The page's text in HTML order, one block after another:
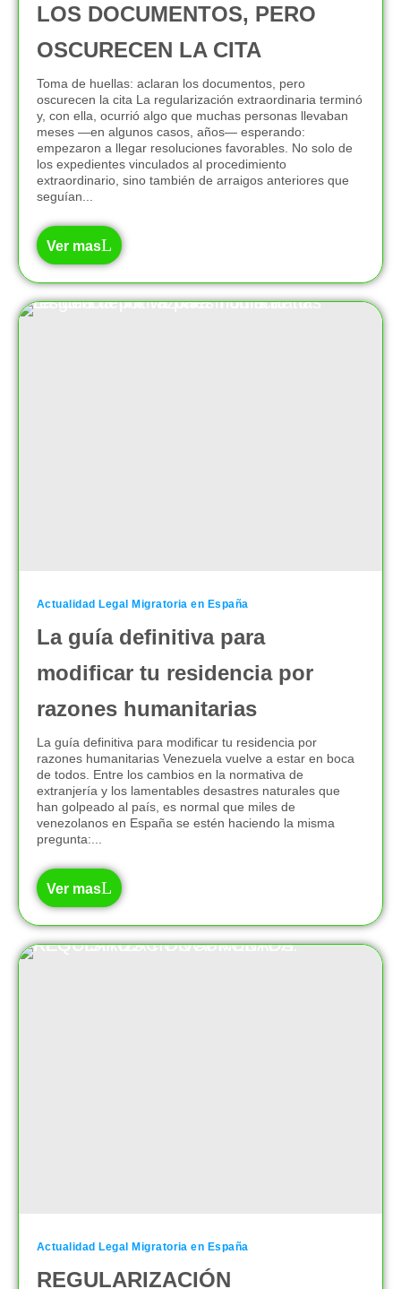
LOS DOCUMENTOS, PERO
OSCURECEN LA CITA
Toma de huellas: aclaran los documentos, pero
oscurecen la cita La regularización extraordinaria terminó
y, con ella, ocurrió algo que muchas personas llevaban
meses —en algunos casos, años— esperando:
empezaron a llegar resoluciones favorables. No solo de
los expedientes vinculados al procedimiento
extraordinario, sino también de arraigos anteriores que
seguían...
Ver mas
Actualidad Legal Migratoria en España
La guía definitiva para
modificar tu residencia por
razones humanitarias
La guía definitiva para modificar tu residencia por
razones humanitarias Venezuela vuelve a estar en boca
de todos. Entre los cambios en la normativa de
extranjería y los lamentables desastres naturales que
han golpeado al país, es normal que miles de
venezolanos en España se estén haciendo la misma
pregunta:...
Ver mas
Actualidad Legal Migratoria en España
REGULARIZACIÓN